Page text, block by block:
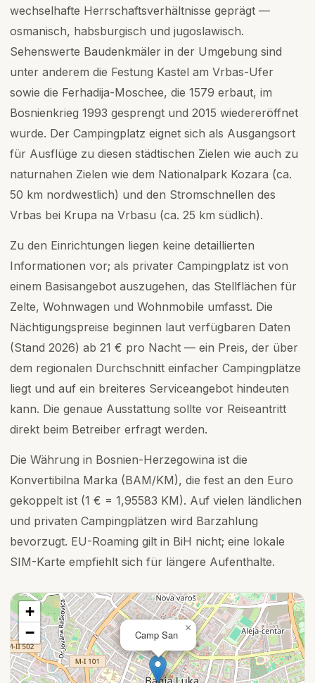
wechselhafte Herrschaftsverhältnisse geprägt —
osmanisch, habsburgisch und jugoslawisch.
Sehenswerte Baudenkmäler in der Umgebung sind
unter anderem die Festung Kastel am Vrbas-Ufer
sowie die Ferhadija-Moschee, die 1579 erbaut, im
Bosnienkrieg 1993 gesprengt und 2015 wiedereröffnet
wurde. Der Campingplatz eignet sich als Ausgangsort
für Ausflüge zu diesen städtischen Zielen wie auch zu
naturnahen Zielen wie dem Nationalpark Kozara (ca.
50 km nordwestlich) und den Stromschnellen des
Vrbas bei Krupa na Vrbasu (ca. 25 km südlich).
Zu den Einrichtungen liegen keine detaillierten
Informationen vor; als privater Campingplatz ist von
einem Basisangebot auszugehen, das Stellflächen für
Zelte, Wohnwagen und Wohnmobile umfasst. Die
Nächtigungspreise beginnen laut verfügbaren Daten
(Stand 2026) ab 21 € pro Nacht — ein Preis, der über
dem regionalen Durchschnitt einfacher Campingplätze
liegt und auf ein breiteres Serviceangebot hindeuten
kann. Die genaue Ausstattung sollte vor Reiseantritt
direkt beim Betreiber erfragt werden.
Die Währung in Bosnien-Herzegowina ist die
Konvertibilna Marka (BAM/KM), die fest an den Euro
gekoppelt ist (1 € = 1,95583 KM). Auf vielen ländlichen
und privaten Campingplätzen wird Barzahlung
bevorzugt. EU-Roaming gilt in BiH nicht; eine lokale
SIM-Karte empfiehlt sich für längere Aufenthalte.
Camp San
×
+
−